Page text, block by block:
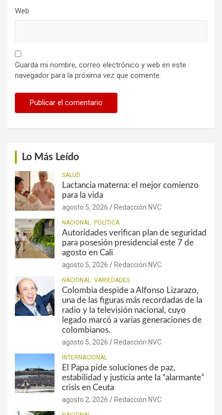
Web
Guarda mi nombre, correo electrónico y web en este
navegador para la próxima vez que comente.
Lo Más Leído
SALUD
Lactancia materna: el mejor comienzo
para la vida
agosto 5, 2026 Redacción NVC
NACIONAL POLÍTICA
Autoridades verifican plan de seguridad
para posesión presidencial este 7 de
agosto en Cali
agosto 5, 2026 Redacción NVC
NACIONAL VARIEDADES
Colombia despide a Alfonso Lizarazo,
una de las figuras más recordadas de la
radio y la televisión nacional, cuyo
legado marcó a varias generaciones de
colombianos.
agosto 5, 2026 Redacción NVC
INTERNACIONAL
El Papa pide soluciones de paz,
estabilidad y justicia ante la “alarmante”
crisis en Ceuta
agosto 2, 2026 Redacción NVC